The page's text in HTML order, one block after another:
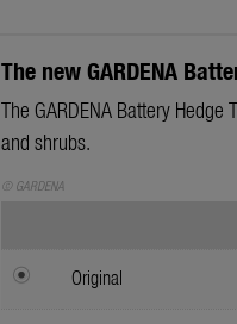
The new GARDENA
The GARDENA Battery
and shrubs.
© GARDENA
Original